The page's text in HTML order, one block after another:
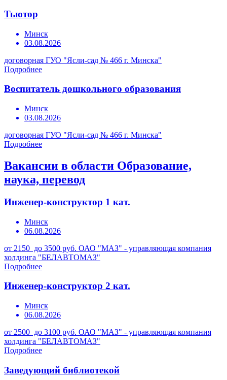
Тьютор
Минск
03.08.2026
договорная ГУО "Ясли-сад № 466 г. Минска"
Подробнее
Воспитатель дошкольного образования
Минск
03.08.2026
договорная ГУО "Ясли-сад № 466 г. Минска"
Подробнее
Вакансии в области Образование,
наука, перевод
Инженер-конструктор 1 кат.
Минск
06.08.2026
от 2150 до 3500 руб. ОАО "МАЗ" - управляющая компания
холдинга "БЕЛАВТОМАЗ"
Подробнее
Инженер-конструктор 2 кат.
Минск
06.08.2026
от 2500 до 3100 руб. ОАО "МАЗ" - управляющая компания
холдинга "БЕЛАВТОМАЗ"
Подробнее
Заведующий библиотекой